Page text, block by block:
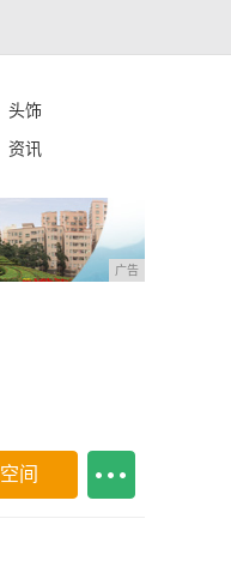
头饰
资讯
广告
空间